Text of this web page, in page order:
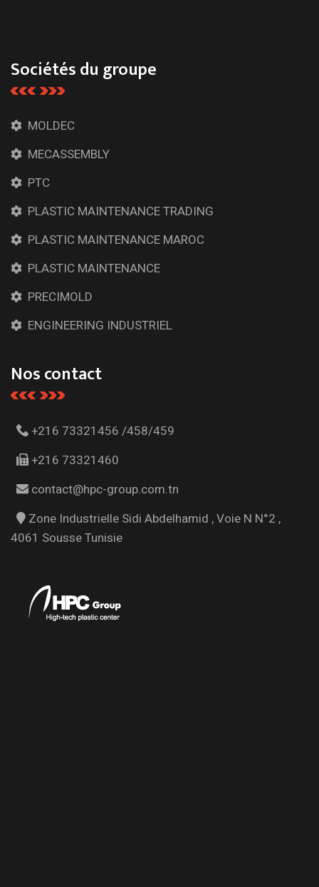
Sociétés du groupe
MOLDEC
MECASSEMBLY
PTC
PLASTIC MAINTENANCE TRADING
PLASTIC MAINTENANCE MAROC
PLASTIC MAINTENANCE
PRECIMOLD
ENGINEERING INDUSTRIEL
Nos contact
+216 73321456 /458/459
+216 73321460
contact@hpc-group.com.tn
Zone Industrielle Sidi Abdelhamid , Voie N N°2 ,
4061 Sousse Tunisie